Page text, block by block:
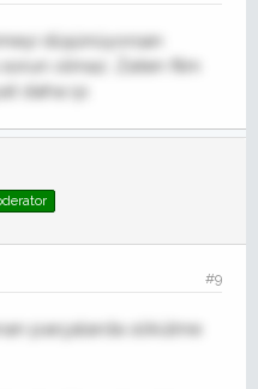
düşünüyorsan
olmaz. Zaten film
daha iyi.
#9
parçalarda sökülme